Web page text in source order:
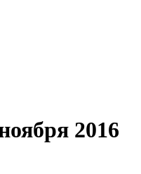
2016